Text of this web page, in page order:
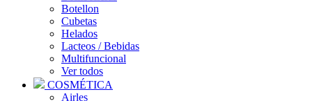
Botellon
Cubetas
Helados
Lacteos / Bebidas
Multifuncional
Ver todos
COSMÉTICA
Airles